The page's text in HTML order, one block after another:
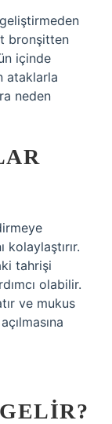
bronşitten
içinde
ataklarla
neden
kolaylaştırır.
tahrişi
olabilir.
ve mukus